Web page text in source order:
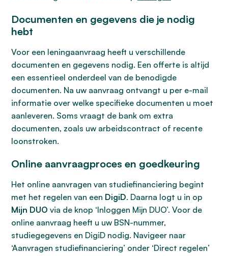
Documenten en gegevens die je nodig
hebt
Voor een leningaanvraag heeft u verschillende
documenten en gegevens nodig. Een offerte is altijd
een essentieel onderdeel van de benodigde
documenten. Na uw aanvraag ontvangt u per e-mail
informatie over welke specifieke documenten u moet
aanleveren. Soms vraagt de bank om extra
documenten, zoals uw arbeidscontract of recente
loonstroken.
Online aanvraagproces en goedkeuring
Het online aanvragen van studiefinanciering begint
met het regelen van een DigiD. Daarna logt u in op
Mijn DUO via de knop ‘Inloggen Mijn DUO’. Voor de
online aanvraag heeft u uw BSN-nummer,
studiegegevens en DigiD nodig. Navigeer naar
‘Aanvragen studiefinanciering’ onder ‘Direct regelen’